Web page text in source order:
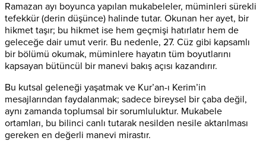
Ramazan ayı boyunca yapılan mukabeleler, müminleri sürekli
tefekkür (derin düşünce) halinde tutar. Okunan her ayet, bir
hikmet taşır; bu hikmet ise hem geçmişi hatırlatır hem de
geleceğe dair umut verir. Bu nedenle, 27. Cüz gibi kapsamlı
bir bölümü okumak, müminlere hayatın tüm boyutlarını
kapsayan bütüncül bir manevi bakış açısı kazandırır.
Bu kutsal geleneği yaşatmak ve Kur’an-ı Kerim’in
mesajlarından faydalanmak; sadece bireysel bir çaba değil,
aynı zamanda toplumsal bir sorumluluktur. Mukabele
ortamları, bu bilinci canlı tutarak nesilden nesile aktarılması
gereken en değerli manevi mirastır.